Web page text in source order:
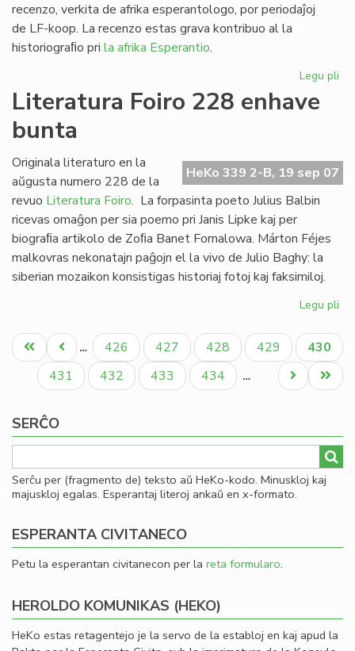
recenzo, verkita de afrika esperantologo, por periodaĵoj
de LF-koop. La recenzo estas grava kontribuo al la
historiograﬁo pri la afrika Esperantio.
Legu pli
Literatura Foiro 228 enhave
bunta
HeKo 339 2-B, 19 sep 07
Originala literaturo en la
aŭgusta numero 228 de la
revuo Literatura Foiro. La forpasinta poeto Julius Balbin
ricevas omaĝon per sia poemo pri Janis Lipke kaj per
biograﬁa artikolo de Zoﬁa Banet Fornalowa. Márton Féjes
malkovras nekonatajn paĝojn el la vivo de Julio Baghy: la
siberian mozaikon konsistigas historiaj fotoj kaj faksimiloj.
Legu pli
Pagination
Unua
paĝo
Antaŭa
paĝo
… Paĝo
426 Paĝo
427 Paĝo
428 Paĝo
429
Aktuala
paĝo
430
Paĝo
431 Paĝo
432 Paĝo
433 Paĝo
434 …
Last
page
Next
page
SERĈO
Serĉu per (fragmento de) teksto aŭ HeKo-kodo. Minuskloj kaj
majuskloj egalas. Esperantaj literoj ankaŭ en x-formato.
ESPERANTA CIVITANECO
Petu la esperantan civitanecon per la reta formularo.
HEROLDO KOMUNIKAS (HEKO)
HeKo estas retagentejo je la servo de la establoj en kaj apud la